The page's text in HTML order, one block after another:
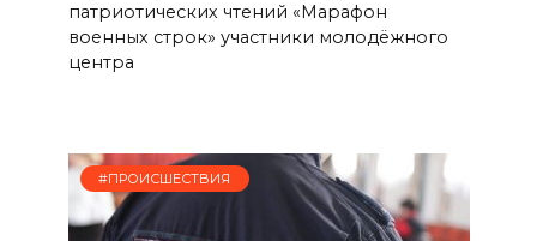
патриотических чтений «Марафон
военных строк» участники молодёжного
центра
#ПРОИСШЕСТВИЯ